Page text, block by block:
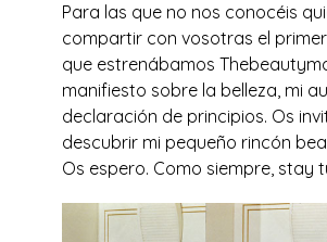
Para las que no nos conocéis
compartir con vosotras el
que estrenábamos
manifiesto sobre la belleza, mi
declaración de principios. Os
descubrir mi pequeño rincón
Os espero. Como siempre, stay